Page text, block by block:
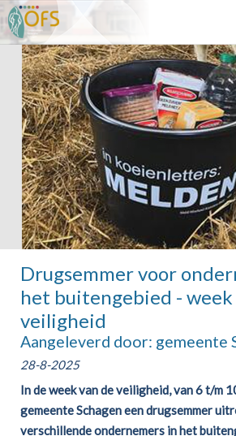
Detailhandel Industrie en Bedrijven
Home Zoeken Nieuws
Drugsemmer voor
het buitengebied - week
veiligheid
Aangeleverd door: gemeente
28-8-2025
In de week van de veiligheid, van 6 t/m
gemeente Schagen een drugsemmer
verschillende ondernemers in het